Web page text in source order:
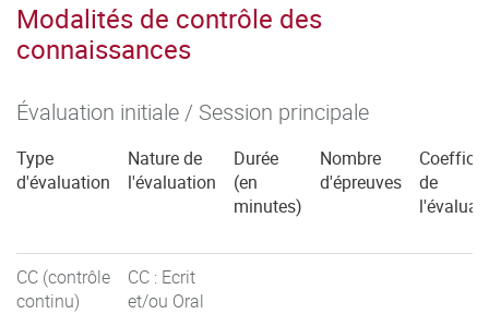
Modalités de contrôle des
connaissances
Évaluation initiale / Session principale
Type
d'évaluation
Nature de
l'évaluation
Durée
(en
minutes)
Nombre
d'épreuves
de
CC (contrôle
continu)
CC : Ecrit
et/ou Oral